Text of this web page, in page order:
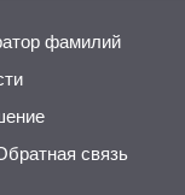
фамилий
связь